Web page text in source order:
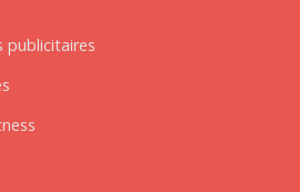
publicitaires